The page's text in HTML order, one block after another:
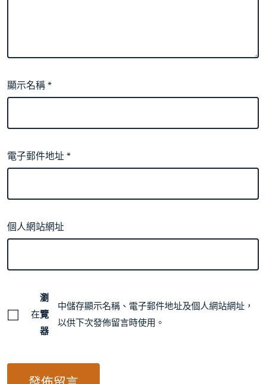
顯示名稱*
電子郵件地址*
個人網站網址
在
瀏
覽
器
中儲存顯示名稱、電子郵件地址及個人網站網址，
以供下次發佈留言時使用。